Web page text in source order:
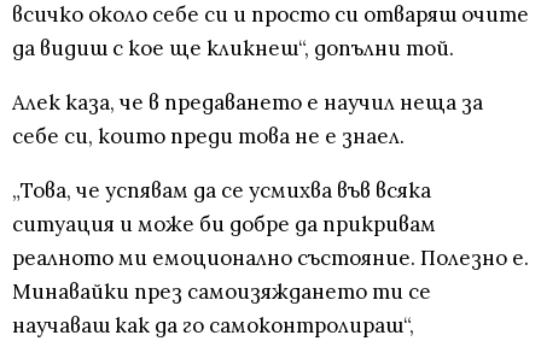
всичко около себе си и просто си отваряш очите
да видиш с кое ще кликнеш“, допълни той.
Алек каза, че в предаването е научил неща за
себе си, които преди това не е знаел.
„Това, че успявам да се усмихва във всяка
ситуация и може би добре да прикривам
реалното ми емоционално състояние. Полезно е.
Минавайки през самоизяждането ти се
научаваш как да го самоконтролираш“,